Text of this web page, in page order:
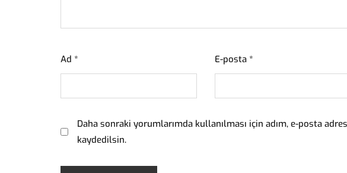
Ad * E-posta *
Daha sonraki yorumlarımda kullanılması için adım, e-posta
kaydedilsin.